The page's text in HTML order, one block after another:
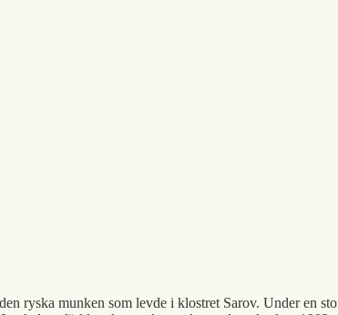
ryska munken som levde i klostret Sarov. Under en